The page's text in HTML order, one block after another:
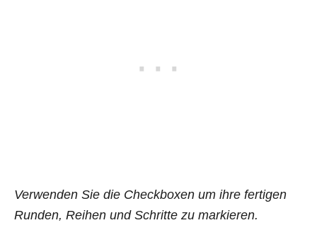
Verwenden Sie die Checkboxen um ihre fertigen
Runden, Reihen und Schritte zu markieren.